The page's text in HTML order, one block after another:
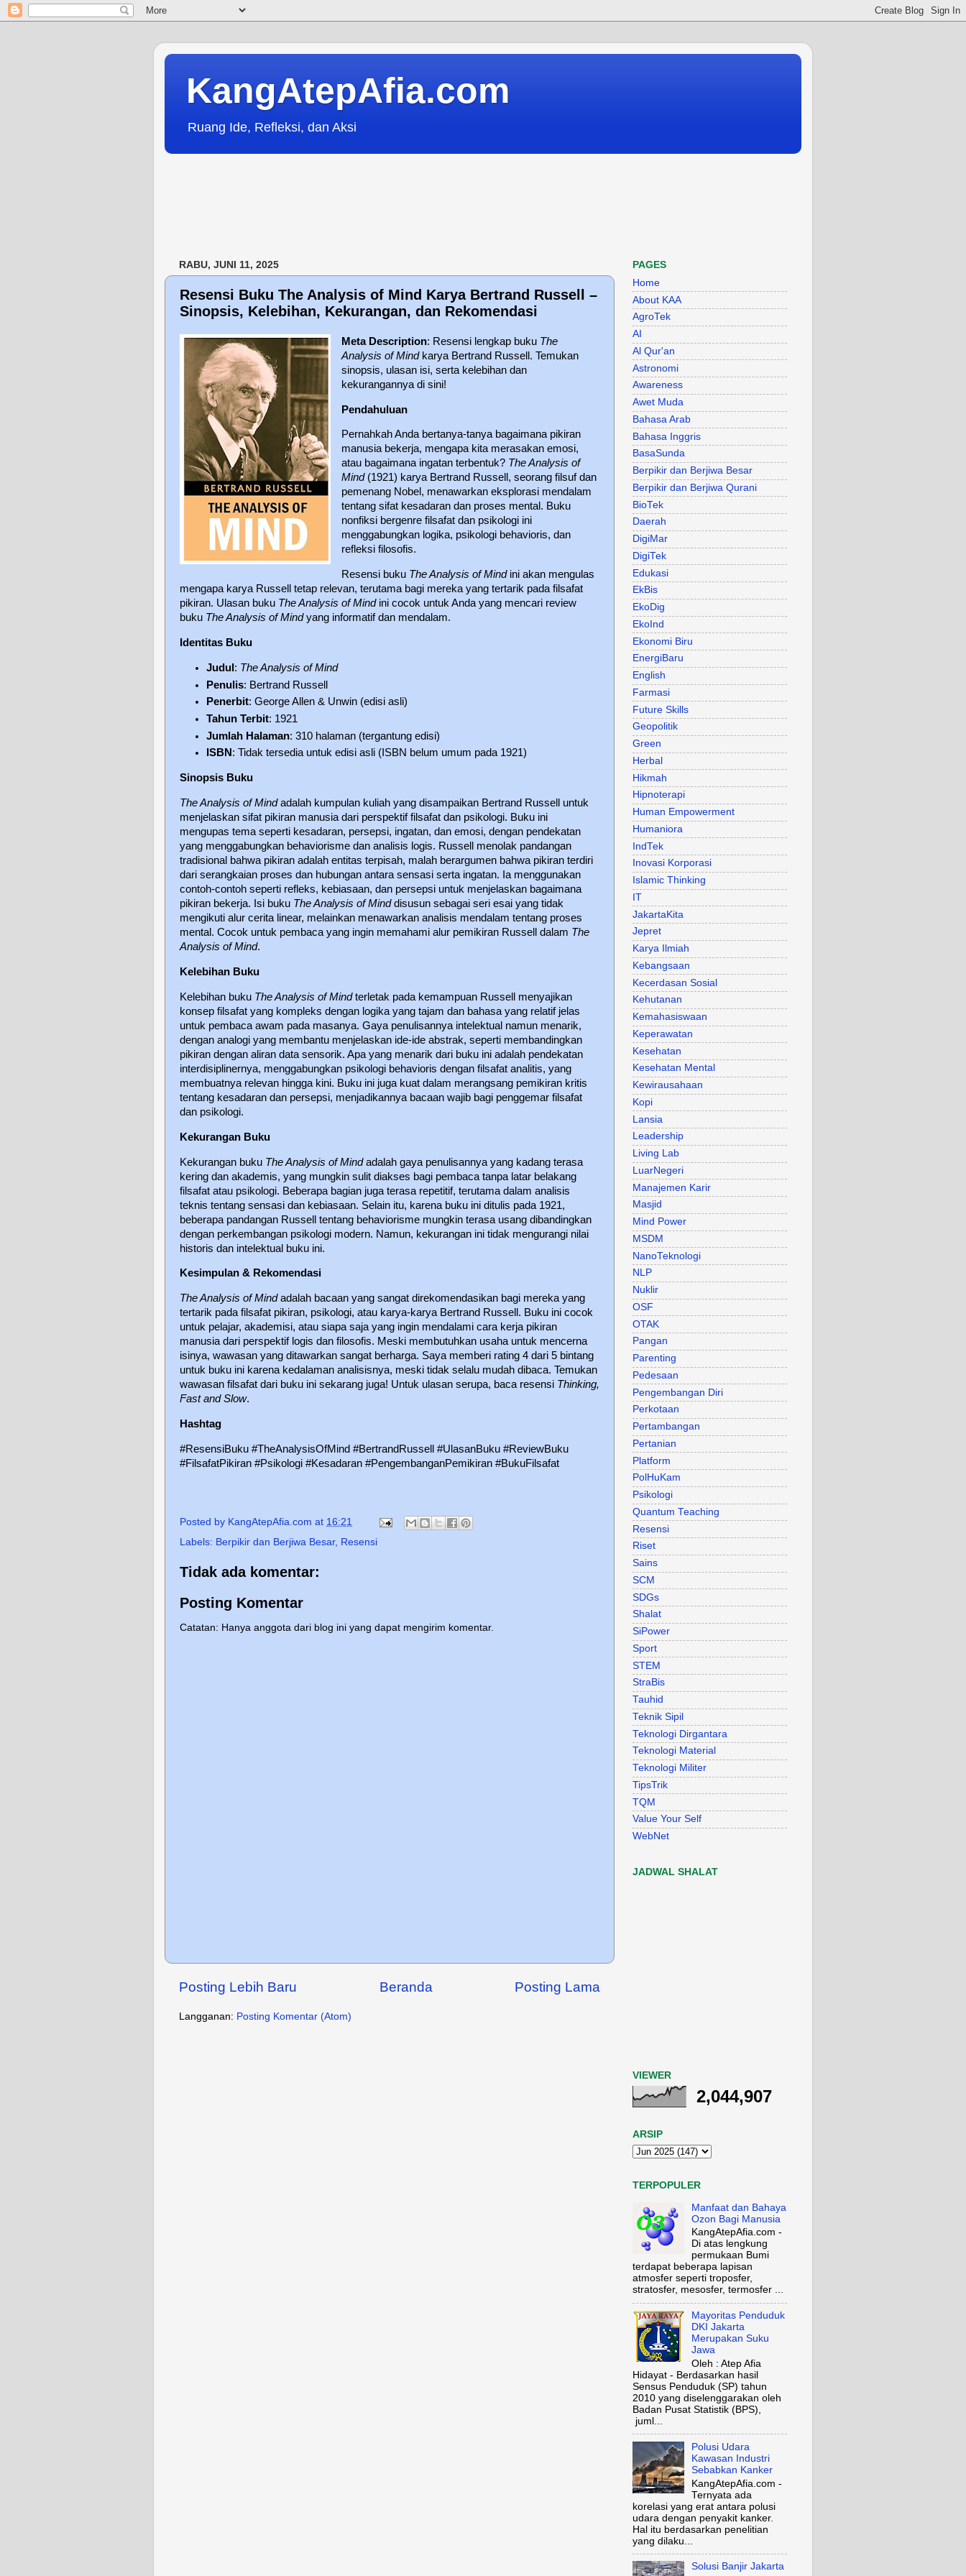
KangAtepAfia.com
Ruang Ide, Refleksi, dan Aksi
RABU, JUNI 11, 2025
Resensi Buku The Analysis of Mind Karya Bertrand Russell –
Sinopsis, Kelebihan, Kekurangan, dan Rekomendasi
Meta Description: Resensi lengkap buku The
Analysis of Mindkarya Bertrand Russell. Temukan
sinopsis, ulasan isi, serta kelebihan dan
kekurangannya di sini!
Pendahuluan
Pernahkah Anda bertanya-tanya bagaimana pikiran
manusia bekerja, mengapa kita merasakan emosi,
atau bagaimana ingatan terbentuk? The Analysis of
Mind(1921) karya Bertrand Russell, seorang filsuf dan
pemenang Nobel, menawarkan eksplorasi mendalam
tentang sifat kesadaran dan proses mental. Buku
nonfiksi bergenre filsafat dan psikologi ini
menggabungkan logika, psikologi behavioris, dan
refleksi filosofis.
Resensi buku The Analysis of Mindini akan mengulas
mengapa karya Russell tetap relevan, terutama bagi mereka yang tertarik pada filsafat
pikiran. Ulasan buku The Analysis of Mindini cocok untuk Anda yang mencari review
buku The Analysis of Mindyang informatif dan mendalam.
Identitas Buku
Judul : The Analysis of Mind
Penulis: Bertrand Russell
Penerbit: George Allen & Unwin (edisi asli)
Tahun Terbit: 1921
Jumlah Halaman: 310 halaman (tergantung edisi)
ISBN : Tidak tersedia untuk edisi asli (ISBN belum umum pada 1921)
Sinopsis Buku
The Analysis of Mindadalah kumpulan kuliah yang disampaikan Bertrand Russell untuk
menjelaskan sifat pikiran manusia dari perspektif filsafat dan psikologi. Buku ini
mengupas tema seperti kesadaran, persepsi, ingatan, dan emosi, dengan pendekatan
yang menggabungkan behaviorisme dan analisis logis. Russell menolak pandangan
tradisional bahwa pikiran adalah entitas terpisah, malah berargumen bahwa pikiran terdiri
dari serangkaian proses dan hubungan antara sensasi serta ingatan. Ia menggunakan
contoh-contoh seperti refleks, kebiasaan, dan persepsi untuk menjelaskan bagaimana
pikiran bekerja. Isi buku The Analysis of Minddisusun sebagai seri esai yang tidak
mengikuti alur cerita linear, melainkan menawarkan analisis mendalam tentang proses
mental. Cocok untuk pembaca yang ingin memahami alur pemikiran Russell dalam The
Analysis of Mind.
Kelebihan Buku
Kelebihan buku The Analysis of Mindterletak pada kemampuan Russell menyajikan
konsep filsafat yang kompleks dengan logika yang tajam dan bahasa yang relatif jelas
untuk pembaca awam pada masanya. Gaya penulisannya intelektual namun menarik,
dengan analogi yang membantu menjelaskan ide-ide abstrak, seperti membandingkan
pikiran dengan aliran data sensorik. Apa yang menarik dari buku ini adalah pendekatan
interdisiplinernya, menggabungkan psikologi behavioris dengan filsafat analitis, yang
membuatnya relevan hingga kini. Buku ini juga kuat dalam merangsang pemikiran kritis
tentang kesadaran dan persepsi, menjadikannya bacaan wajib bagi penggemar filsafat
dan psikologi.
Kekurangan Buku
Kekurangan buku The Analysis of Mindadalah gaya penulisannya yang kadang terasa
kering dan akademis, yang mungkin sulit diakses bagi pembaca tanpa latar belakang
filsafat atau psikologi. Beberapa bagian juga terasa repetitif, terutama dalam analisis
teknis tentang sensasi dan kebiasaan. Selain itu, karena buku ini ditulis pada 1921,
beberapa pandangan Russell tentang behaviorisme mungkin terasa usang dibandingkan
dengan perkembangan psikologi modern. Namun, kekurangan ini tidak mengurangi nilai
historis dan intelektual buku ini.
Kesimpulan & Rekomendasi
The Analysis of Mindadalah bacaan yang sangat direkomendasikan bagi mereka yang
tertarik pada filsafat pikiran, psikologi, atau karya-karya Bertrand Russell. Buku ini cocok
untuk pelajar, akademisi, atau siapa saja yang ingin mendalami cara kerja pikiran
manusia dari perspektif logis dan filosofis. Meski membutuhkan usaha untuk mencerna
isinya, wawasan yang ditawarkan sangat berharga. Saya memberi rating 4 dari 5 bintang
untuk buku ini karena kedalaman analisisnya, meski tidak selalu mudah dibaca. Temukan
wawasan filsafat dari buku ini sekarang juga! Untuk ulasan serupa, baca resensi Thinking,
Fast and Slow.
Hashtag
#ResensiBuku #TheAnalysisOfMind #BertrandRussell #UlasanBuku #ReviewBuku
#FilsafatPikiran #Psikologi #Kesadaran #PengembanganPemikiran #BukuFilsafat
Posted by KangAtepAfia.com at 16:21
Labels: Berpikir dan Berjiwa Besar, Resensi
Tidak ada komentar:
Posting Komentar
Catatan: Hanya anggota dari blog ini yang dapat mengirim komentar.
Posting Lebih Baru Posting Lama
Beranda
Langganan: Posting Komentar (Atom)
PAGES
Home
About KAA
AgroTek
AI
Al Qur'an
Astronomi
Awareness
Awet Muda
Bahasa Arab
Bahasa Inggris
BasaSunda
Berpikir dan Berjiwa Besar
Berpikir dan Berjiwa Qurani
BioTek
Daerah
DigiMar
DigiTek
Edukasi
EkBis
EkoDig
EkoInd
Ekonomi Biru
EnergiBaru
English
Farmasi
Future Skills
Geopolitik
Green
Herbal
Hikmah
Hipnoterapi
Human Empowerment
Humaniora
IndTek
Inovasi Korporasi
Islamic Thinking
IT
JakartaKita
Jepret
Karya Ilmiah
Kebangsaan
Kecerdasan Sosial
Kehutanan
Kemahasiswaan
Keperawatan
Kesehatan
Kesehatan Mental
Kewirausahaan
Kopi
Lansia
Leadership
Living Lab
LuarNegeri
Manajemen Karir
Masjid
Mind Power
MSDM
NanoTeknologi
NLP
Nuklir
OSF
OTAK
Pangan
Parenting
Pedesaan
Pengembangan Diri
Perkotaan
Pertambangan
Pertanian
Platform
PolHuKam
Psikologi
Quantum Teaching
Resensi
Riset
Sains
SCM
SDGs
Shalat
SiPower
Sport
STEM
StraBis
Tauhid
Teknik Sipil
Teknologi Dirgantara
Teknologi Material
Teknologi Militer
TipsTrik
TQM
Value Your Self
WebNet
JADWAL SHALAT
VIEWER
2,044,907
ARSIP
TERPOPULER
Manfaat dan Bahaya
Ozon Bagi Manusia
KangAtepAfia.com -
Di atas lengkung
permukaan Bumi
terdapat beberapa lapisan
atmosfer seperti troposfer,
stratosfer, mesosfer, termosfer ...
Mayoritas Penduduk
DKI Jakarta
Merupakan Suku
Jawa
Oleh : Atep Afia
Hidayat - Berdasarkan hasil
Sensus Penduduk (SP) tahun
2010 yang diselenggarakan oleh
Badan Pusat Statistik (BPS),
juml...
Polusi Udara
Kawasan Industri
Sebabkan Kanker
KangAtepAfia.com -
Ternyata ada
korelasi yang erat antara polusi
udara dengan penyakit kanker.
Hal itu berdasarkan penelitian
yang dilaku...
Solusi Banjir Jakarta